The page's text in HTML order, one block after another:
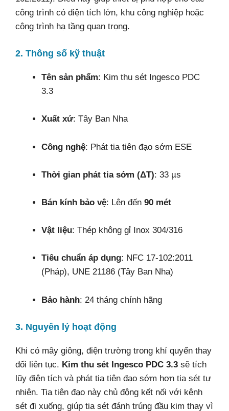
công trình có diện tích lớn, khu công nghiệp hoặc
công trình hạ tầng quan trọng.
2. Thông số kỹ thuật
Tên sản phẩm: Kim thu sét Ingesco PDC
3.3
Xuất xứ: Tây Ban Nha
Công nghệ: Phát tia tiên đạo sớm ESE
Thời gian phát tia sớm (ΔT): 33 µs
Bán kính bảo vệ: Lên đến 90 mét
Vật liệu: Thép không gỉ Inox 304/316
Tiêu chuẩn áp dụng: NFC 17-102:2011
(Pháp), UNE 21186 (Tây Ban Nha)
Bảo hành: 24 tháng chính hãng
3. Nguyên lý hoạt động
Khi có mây giông, điện trường trong khí quyển thay
đổi liên tục. Kim thu sét Ingesco PDC 3.3 sẽ tích
lũy điện tích và phát tia tiên đạo sớm hơn tia sét tự
nhiên. Tia tiên đạo này chủ động kết nối với kênh
sét đi xuống, giúp tia sét đánh trúng đầu kim thay vì